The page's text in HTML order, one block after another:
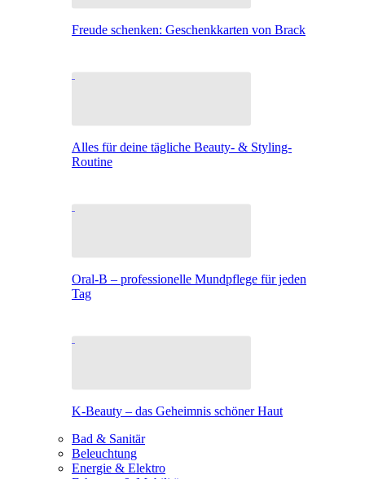
Freude schenken: Geschenkkarten von Brack
Alles für deine tägliche Beauty- & Styling-
Routine
Oral-B – professionelle Mundpflege für jeden
Tag
K-Beauty – das Geheimnis schöner Haut
Bad & Sanitär
Beleuchtung
Energie & Elektro